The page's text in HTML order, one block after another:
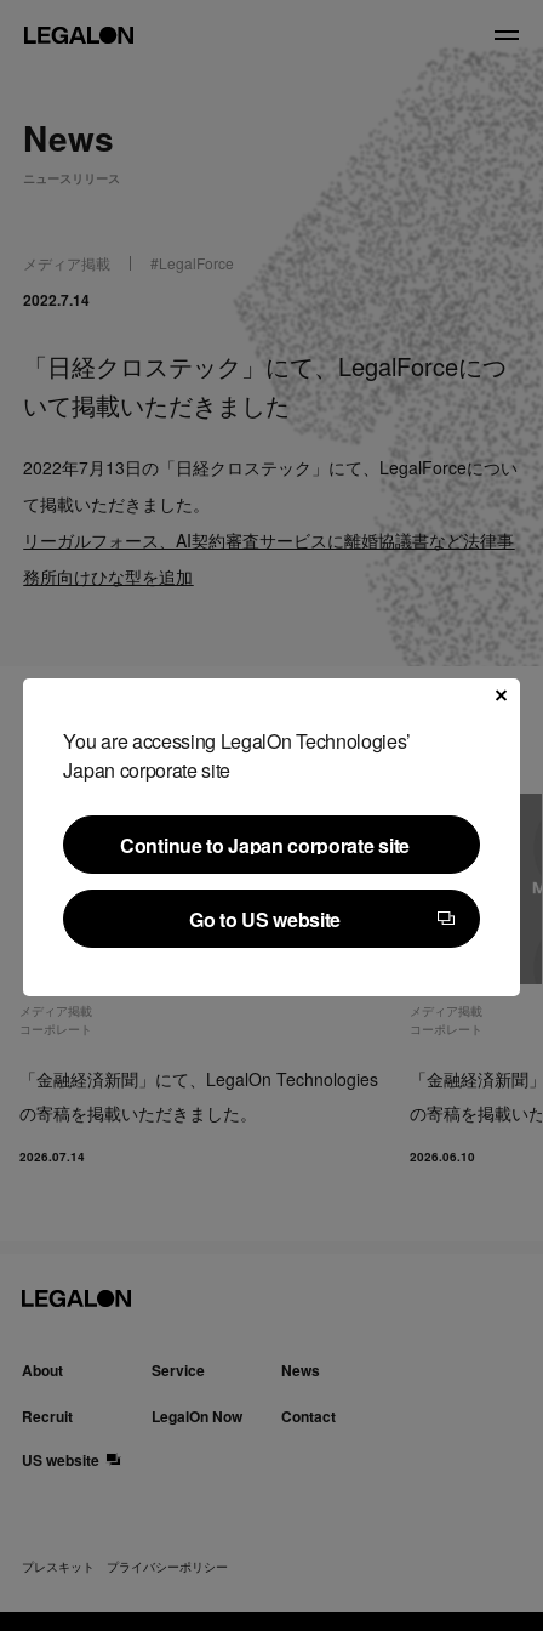
About
役員紹介
Service
News
LegalOn Now
Contact
You are accessing LegalOn Technologies’
Japan corporate site
Continue to Japan corporate site
Continue to Japan corporate site
Go to US website
Go to US website
News
ニュースリリース
メディア掲載 #LegalForce
2022.7.14
「日経クロステック」にて、LegalForceにつ
いて掲載いただきました
2022年7月13日の「日経クロステック」にて、LegalForceについ
て掲載いただきました。
リーガルフォース、AI契約審査サービスに離婚協議書など法律事
務所向けひな型を追加
関連記事
メディア掲載
コーポレート
「金融経済新聞」にて、LegalOn Technologies
の寄稿を掲載いただきました。
2026.07.14
メディア掲載
コーポレート
「金融経済新聞
の寄稿を掲載い
2026.06.10
About Service News
Recruit LegalOn Now
Contact
US website
プレスキット プライバシーポリシー